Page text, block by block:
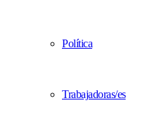
Política
Trabajadoras/es